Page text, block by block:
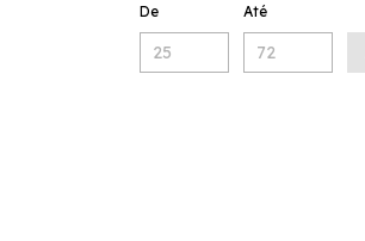
De Até